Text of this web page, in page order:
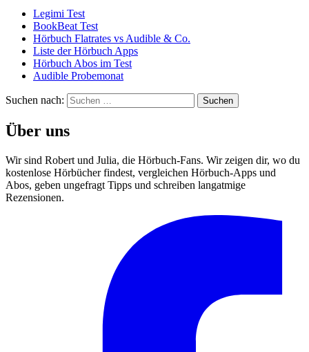
Legimi Test
BookBeat Test
Hörbuch Flatrates vs Audible & Co.
Liste der Hörbuch Apps
Hörbuch Abos im Test
Audible Probemonat
Suchen nach:
Über uns
Wir sind Robert und Julia, die Hörbuch-Fans. Wir zeigen dir, wo du
kostenlose Hörbücher findest, vergleichen Hörbuch-Apps und
Abos, geben ungefragt Tipps und schreiben langatmige
Rezensionen.